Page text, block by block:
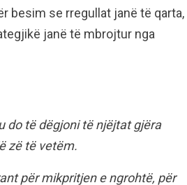
besim se rregullat janë të qarta,
janë të mbrojtur nga
do të dëgjoni të njëjtat gjëra
zë të vetëm.
për mikpritjen e ngrohtë, për